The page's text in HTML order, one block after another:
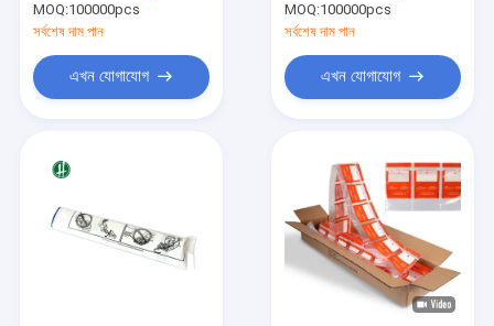
MOQ:100000pcs
সর্বশেষ দাম পান
এখন যোগাযোগ
MOQ:100000pcs
সর্বশেষ দাম পান
এখন যোগাযোগ